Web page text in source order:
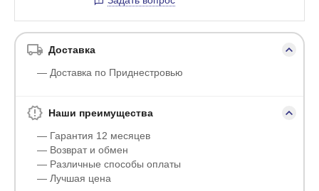
Доставка
— Доставка по Приднестровью
Наши преимущества
— Гарантия 12 месяцев
— Возврат и обмен
— Различные способы оплаты
— Лучшая цена